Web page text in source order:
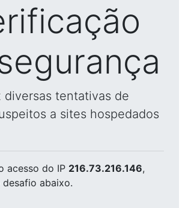
diversas tentativas de
a sites hospedados
acesso do IP 216.73.216.146,
abaixo.